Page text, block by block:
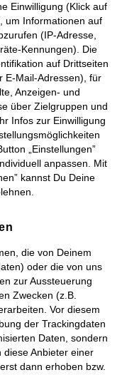
zzgl.Service- &
Einwilligung (Klick auf
, um Informationen auf
(IP-Adresse,
Kennungen). Die
auf Drittseiten
E-Mail-Adressen), für
Anzeigen- und
über Zielgruppen und
Infos zur Einwilligung
„Einstellungen”
anpassen. Mit
kannst Du Deine
die von Deinem
oder die von uns
zur Aussteuerung
Zwecken (z.B.
Vor diesem
der Trackingdaten
Daten, sondern
Anbieter einer
dann erhoben bzw.